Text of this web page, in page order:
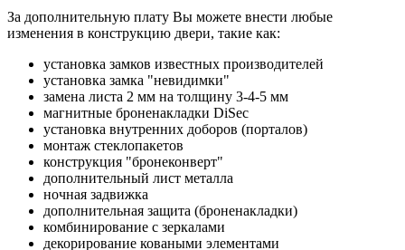
За дополнительную плату Вы можете внести любые
изменения в конструкцию двери, такие как:
установка замков известных производителей
установка замка "невидимки"
замена листа 2 мм на толщину 3-4-5 мм
магнитные броненакладки DiSec
установка внутренних доборов (порталов)
монтаж стеклопакетов
конструкция "бронеконверт"
дополнительный лист металла
ночная задвижка
дополнительная защита (броненакладки)
комбинирование с зеркалами
декорирование коваными элементами